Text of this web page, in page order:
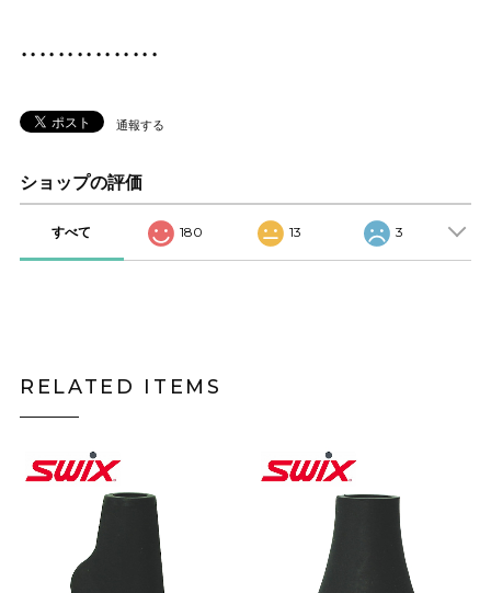
・・・・・・・・・・・・・・・
通報する
ショップの評価
すべて 180 13 3
RELATED ITEMS